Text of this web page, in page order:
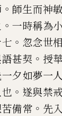
。 師生而神敏
。 一時稱為
。 忽念世
語甚契 。 授
夕如夢一
。 遂與禁戒
備常 。 先